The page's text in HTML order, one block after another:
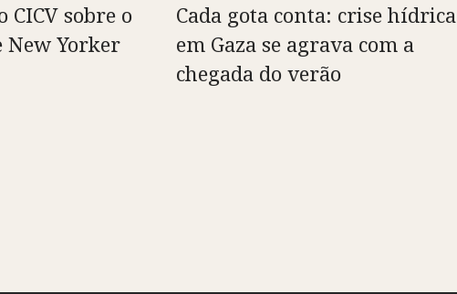
CICV sobre o
New Yorker
Cada gota conta: crise hídrica
em Gaza se agrava com a
chegada do verão